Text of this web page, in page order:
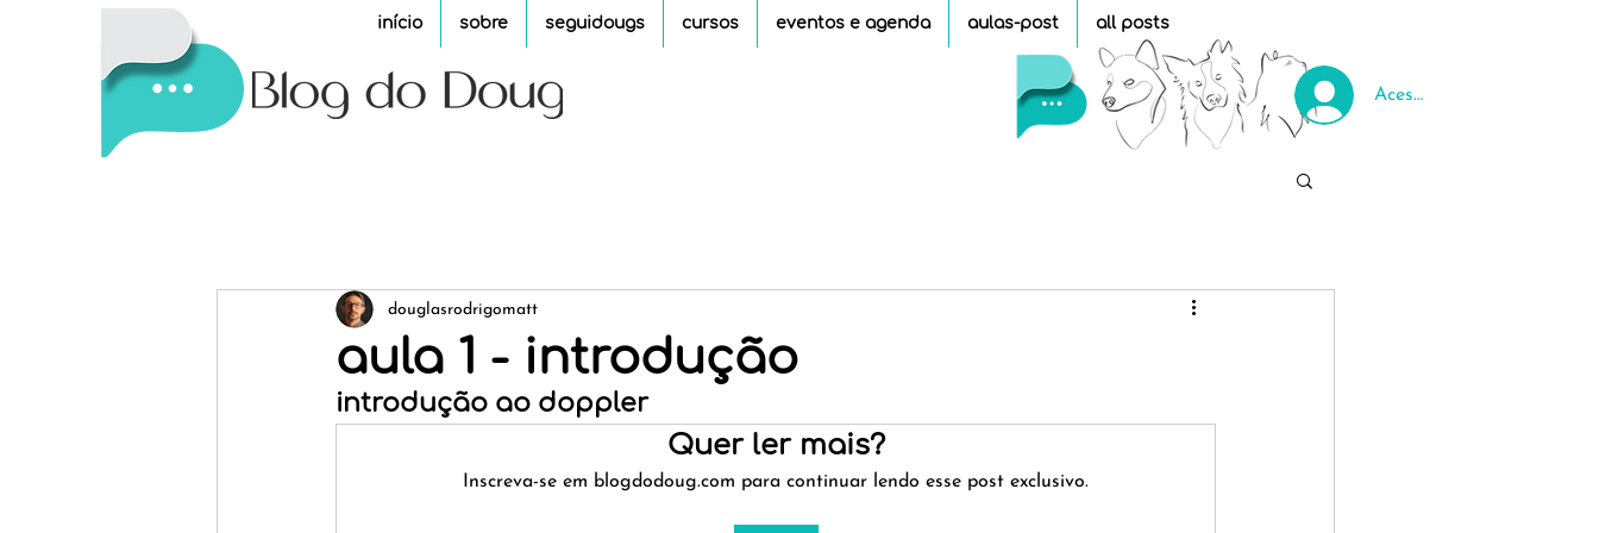
início sobre seguidougs cursos eventos e agenda aulas-post all posts
Acessar
aula 1 - introdução
douglasrodrigomatt
introdução ao doppler
Quer ler mais?
Inscreva-se em blogdodoug.com para continuar lendo esse post exclusivo.